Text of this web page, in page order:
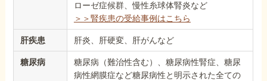
ローゼ症候群、慢性糸球体腎炎など
＞＞腎疾患の受給事例はこちら
肝疾患 肝炎、肝硬変、肝がんなど
糖尿病
糖尿病（難治性含む）、糖尿病性腎症、糖尿
病性網膜症など糖尿病性と明示された全ての